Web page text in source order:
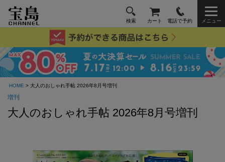
検索 カート 電話で予約 メニュー
HOME > 大人のおしゃれ手帖 2026年8月号増刊
増刊
大人のおしゃれ手帖 2026年8月号増刊